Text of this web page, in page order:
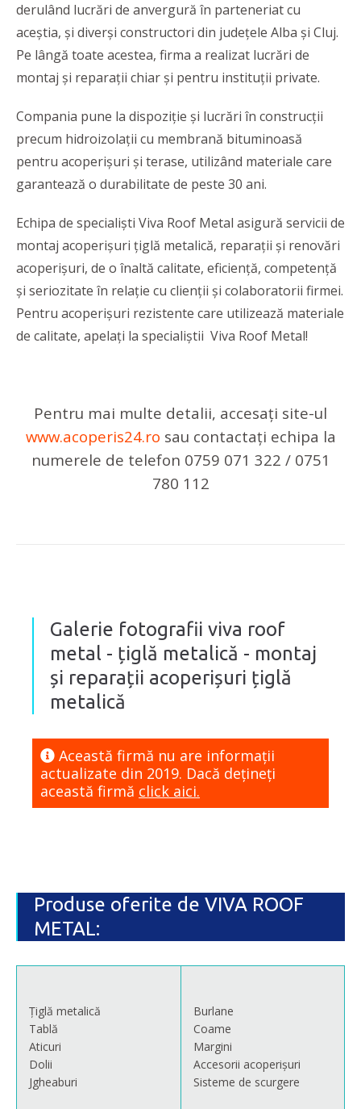
derulând lucrări de anvergură în parteneriat cu
aceștia, și diverși constructori din județele Alba și Cluj.
Pe lângă toate acestea, firma a realizat lucrări de
montaj și reparații chiar și pentru instituții private.
Compania pune la dispoziție și lucrări în construcții
precum hidroizolații cu membrană bituminoasă
pentru acoperișuri și terase, utilizând materiale care
garantează o durabilitate de peste 30 ani.
Echipa de specialiști Viva Roof Metal asigură servicii de
montaj acoperișuri țiglă metalică, reparații și renovări
acoperișuri, de o înaltă calitate, eficiență, competență
și seriozitate în relație cu clienții și colaboratorii firmei.
Pentru acoperișuri rezistente care utilizează materiale
de calitate, apelați la specialiștii Viva Roof Metal!
Pentru mai multe detalii, accesați site-ul
www.acoperis24.ro sau contactați echipa la
numerele de telefon 0759 071 322 / 0751
780 112
Galerie fotografii viva roof
metal - țiglă metalică - montaj
și reparații acoperișuri țiglă
metalică
Această firmă nu are informaţii
actualizate din 2019. Dacă dețineți
această firmă click aici.
Produse oferite de VIVA ROOF
METAL:
Țiglă metalică
Tablă
Aticuri
Dolii
Jgheaburi
Burlane
Coame
Margini
Accesorii acoperișuri
Sisteme de scurgere